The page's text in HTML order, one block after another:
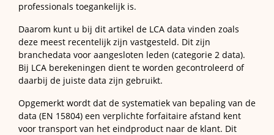
professionals toegankelijk is.
Daarom kunt u bij dit artikel de LCA data vinden zoals
deze meest recentelijk zijn vastgesteld. Dit zijn
branchedata voor aangesloten leden (categorie 2 data).
Bij LCA berekeningen dient te worden gecontroleerd of
daarbij de juiste data zijn gebruikt.
Opgemerkt wordt dat de systematiek van bepaling van de
data (EN 15804) een verplichte forfaitaire afstand kent
voor transport van het eindproduct naar de klant. Dit